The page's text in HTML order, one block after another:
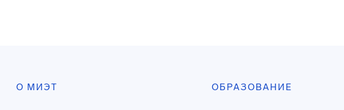
О МИЭТ ОБРАЗОВАНИЕ